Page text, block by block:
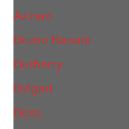
Azzaro
Bruno Banani
Burberry
Bvlgari
Boss